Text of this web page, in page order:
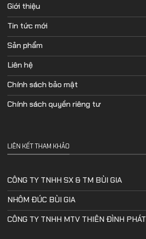
Giới thiệu
Tin tức mới
Sản phẩm
Liên hệ
Chính sách bảo mật
Chính sách quyền riêng tư
LIÊN KẾT THAM KHẢO
CÔNG TY TNHH SX & TM BÙI GIA
NHÔM ĐÚC BÙI GIA
CÔNG TY TNHH MTV THIÊN ĐÌNH PHÁT